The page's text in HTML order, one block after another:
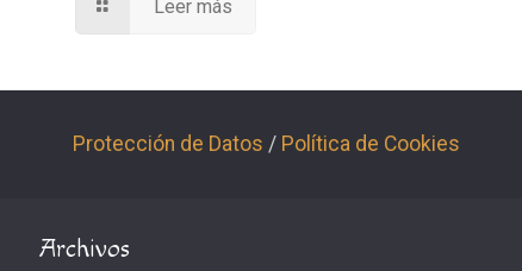
Leer más
Protección de Datos / Política de Cookies
Archivos